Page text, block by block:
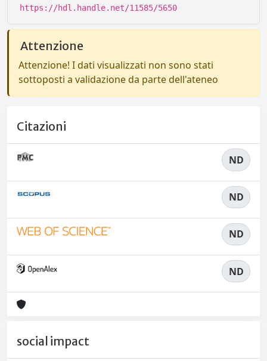
https://hdl.handle.net/11585/5650
Attenzione
Attenzione! I dati visualizzati non sono stati
sottoposti a validazione da parte dell'ateneo
Citazioni
ND
ND
ND
ND
social impact